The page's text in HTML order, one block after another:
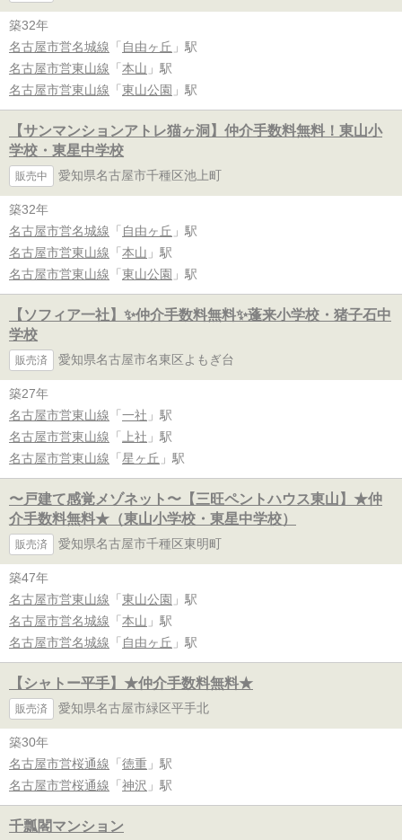
築32年
名古屋市営名城線 「 自由ヶ丘 」駅
名古屋市営東山線 「 本山 」駅
名古屋市営東山線 「 東山公園 」駅
【サンマンションアトレ猫ヶ洞】仲介手数料無料！東山小
学校・東星中学校
販売中 愛知県名古屋市千種区池上町
築32年
名古屋市営名城線 「 自由ヶ丘 」駅
名古屋市営東山線 「 本山 」駅
名古屋市営東山線 「 東山公園 」駅
【ソフィア一社】✨️仲介手数料無料✨️蓬来小学校・猪子石中
学校
販売済 愛知県名古屋市名東区よもぎ台
築27年
名古屋市営東山線 「 一社 」駅
名古屋市営東山線 「 上社 」駅
名古屋市営東山線 「 星ヶ丘 」駅
〜戸建て感覚メゾネット〜【三旺ペントハウス東山】★仲
介手数料無料★（東山小学校・東星中学校）
販売済 愛知県名古屋市千種区東明町
築47年
名古屋市営東山線 「 東山公園 」駅
名古屋市営名城線 「 本山 」駅
名古屋市営名城線 「 自由ヶ丘 」駅
【シャトー平手】★仲介手数料無料★
販売済 愛知県名古屋市緑区平手北
築30年
名古屋市営桜通線 「 徳重 」駅
名古屋市営桜通線 「 神沢 」駅
千瓢閣マンション